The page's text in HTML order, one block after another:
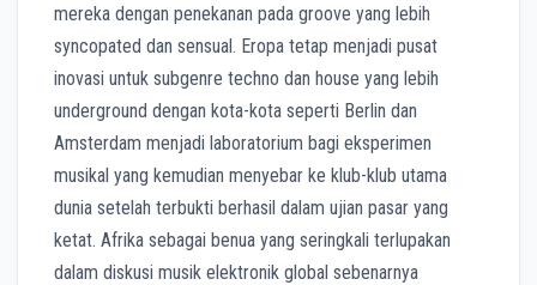
mereka dengan penekanan pada groove yang lebih
syncopated dan sensual. Eropa tetap menjadi pusat
inovasi untuk subgenre techno dan house yang lebih
underground dengan kota-kota seperti Berlin dan
Amsterdam menjadi laboratorium bagi eksperimen
musikal yang kemudian menyebar ke klub-klub utama
dunia setelah terbukti berhasil dalam ujian pasar yang
ketat. Afrika sebagai benua yang seringkali terlupakan
dalam diskusi musik elektronik global sebenarnya